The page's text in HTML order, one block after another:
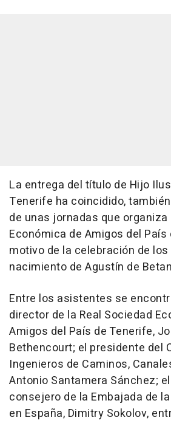
La entrega del título de Hijo
Tenerife ha coincidido,
de unas jornadas que organiza
Económica de Amigos del
motivo de la celebración de
nacimiento de Agustín de
Entre los asistentes se
director de la Real Sociedad
Amigos del País de Tenerife,
Bethencourt; el presidente del
Ingenieros de Caminos,
Antonio Santamera Sánchez;
consejero de la Embajada de
en España, Dimitry Sokolov,